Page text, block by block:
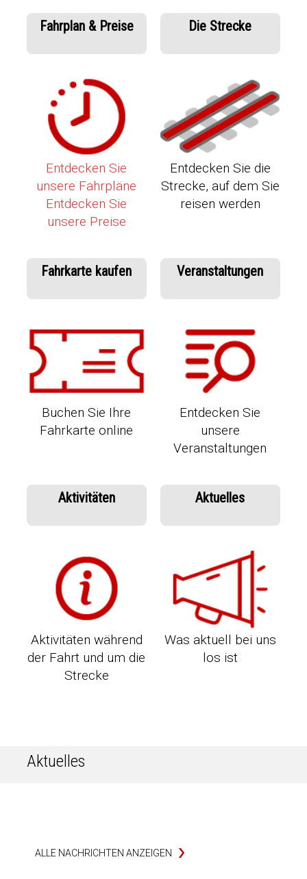
Fahrplan & Preise
Entdecken Sie
unsere Fahrpläne
Entdecken Sie
unsere Preise
Die Strecke
Entdecken Sie die
Strecke, auf dem Sie
reisen werden
Fahrkarte kaufen
Buchen Sie Ihre
Fahrkarte online
Veranstaltungen
Entdecken Sie
unsere
Veranstaltungen
Aktivitäten
Aktivitäten während
der Fahrt und um die
Strecke
Aktuelles
Was aktuell bei uns
los ist
Aktuelles
ALLE NACHRICHTEN ANZEIGEN